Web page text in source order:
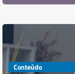
Conteúdo